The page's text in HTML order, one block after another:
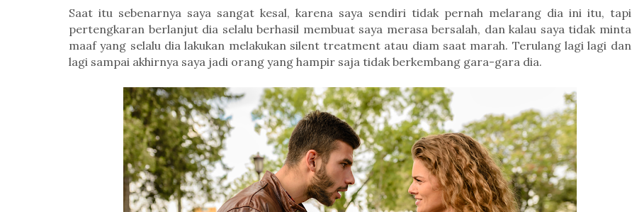
Saat itu sebenarnya saya sangat kesal, karena saya sendiri tidak pernah melarang dia ini itu, tapi
pertengkaran berlanjut dia selalu berhasil membuat saya merasa bersalah, dan kalau saya tidak minta
maaf yang selalu dia lakukan melakukan silent treatment atau diam saat marah. Terulang lagi lagi dan
lagi sampai akhirnya saya jadi orang yang hampir saja tidak berkembang gara-gara dia.